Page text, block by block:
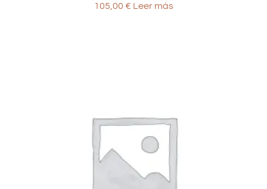
105,00 € Leer más